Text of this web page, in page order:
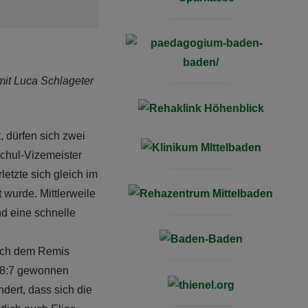
Luca Schlageter
dürfen sich zwei
Vizemeister
sich gleich im
wurde. Mittlerweile
eine schnelle
dem Remis
gewonnen
dass sich die